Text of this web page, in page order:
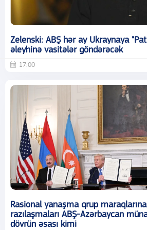
Zelenski: ABŞ hər ay Ukraynaya
əleyhinə vasitələr göndərəcək
17:00
Rasional yanaşma qrup
razılaşmaları ABŞ-Azərbaycan
dövrün əsası kimi